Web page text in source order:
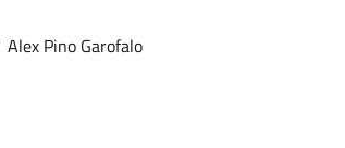
Alex Pino Garofalo